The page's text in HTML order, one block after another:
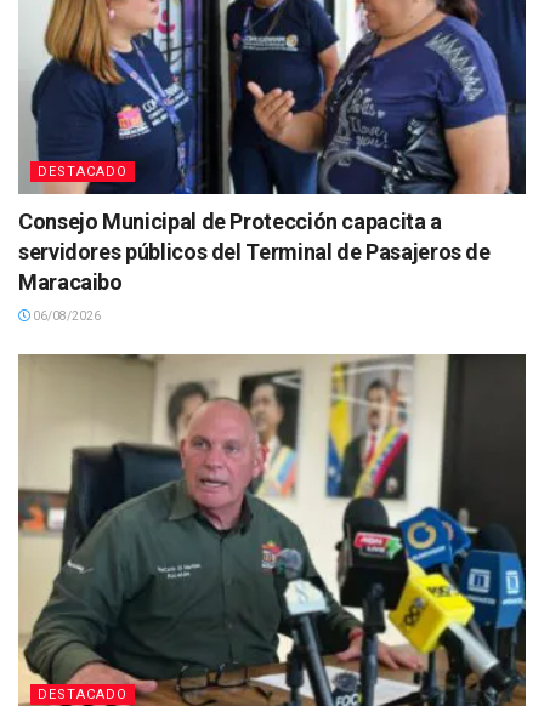
DESTACADO
Consejo Municipal de Protección capacita a
servidores públicos del Terminal de Pasajeros de
Maracaibo
06/08/2026
DESTACADO